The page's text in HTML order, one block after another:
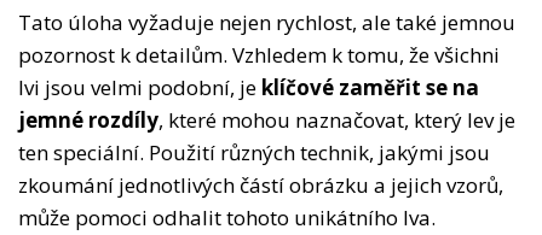
Tato úloha vyžaduje nejen rychlost, ale také jemnou
pozornost k detailům. Vzhledem k tomu, že všichni
lvi jsou velmi podobní, je klíčové zaměřit se na
jemné rozdíly, které mohou naznačovat, který lev je
ten speciální. Použití různých technik, jakými jsou
zkoumání jednotlivých částí obrázku a jejich vzorů,
může pomoci odhalit tohoto unikátního lva.